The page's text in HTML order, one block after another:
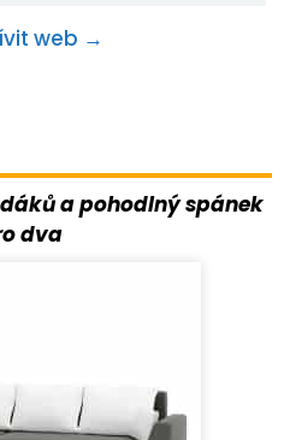
web →
a pohodlný spánek
dva